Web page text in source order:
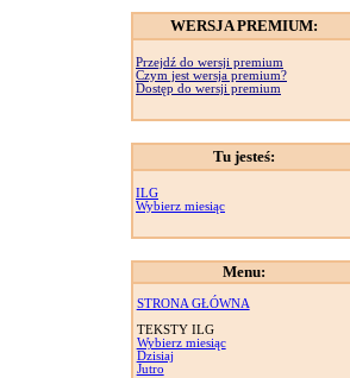
WERSJA PREMIUM:
Przejdź do wersji premium
Czym jest wersja premium?
Dostęp do wersji premium
Tu jesteś:
ILG
Wybierz miesiąc
Menu:
STRONA GŁÓWNA
TEKSTY ILG
Wybierz miesiąc
Dzisiaj
Jutro